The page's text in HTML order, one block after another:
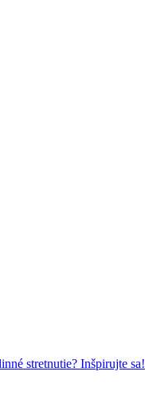
stretnutie? Inšpirujte sa!